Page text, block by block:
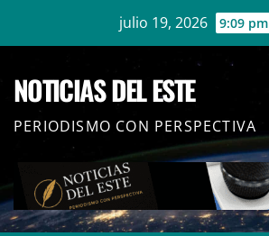
julio 19, 2026 9:09 pm
NOTICIAS DEL ESTE
PERIODISMO CON PERSPECTIVA